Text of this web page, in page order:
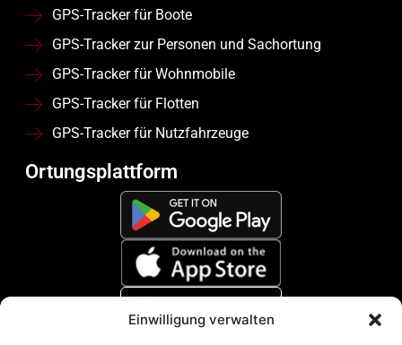
Einwilligung verwalten
GPS-Tracker für Boote
GPS-Tracker zur Personen und Sachortung
GPS-Tracker für Wohnmobile
GPS-Tracker für Flotten
GPS-Tracker für Nutzfahrzeuge
Ortungsplattform